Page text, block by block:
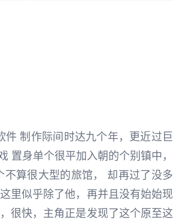
制作际间时达九个年，更近过巨
置身单个很平加入朝的个别镇中，
算很大型的旅馆， 却再过了没多
里似乎除了他，再并且没有始始现
很快，主角正是发现了这个原至这